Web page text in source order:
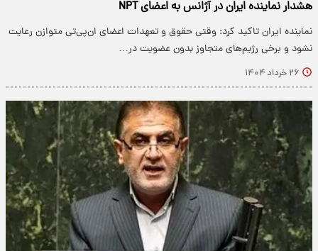
هشدار نماینده ایران در آژانس به اعضای NPT
نماینده ایران تاکید کرد: وقتی حقوق و تعهدات اعضای ان‌پی‌تی متوازن رعایت
نشود و برخی رژیم‌های متجاوز بدون عضویت در…
۲۶ خرداد ۱۴۰۴